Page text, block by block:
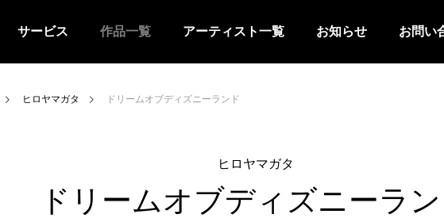
サービス 作品一覧 アーティスト一覧 お知らせ お問い
ヒロヤマガタ ドリームオブディズニーランド
ヒロヤマガタ
ドリームオブディズニーラン